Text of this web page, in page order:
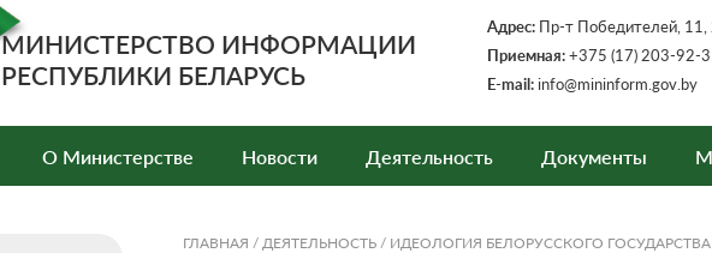
МИНИСТЕРСТВО ИНФОРМАЦИИ
РЕСПУБЛИКИ БЕЛАРУСЬ
Адрес: Пр-т Победителей, 11,
Приемная:+375 (17) 203-92-
E-mail:info@mininform.gov.by
О Министерстве Новости Деятельность Документы
ГЛАВНАЯ / ДЕЯТЕЛЬНОСТЬ / ИДЕОЛОГИЯ БЕЛОРУССКОГО ГОСУДАРСТВА